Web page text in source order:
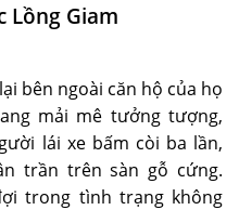
Lồng Giam
bên ngoài căn hộ của họ
mải mê tưởng tượng,
lái xe bấm còi ba lần,
trần trên sàn gỗ cứng.
trong tình trạng không